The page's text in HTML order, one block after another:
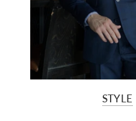
STYLE